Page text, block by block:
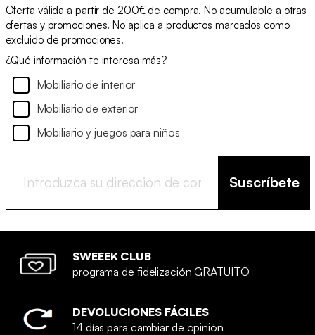
Oferta válida a partir de 200€ de compra. No acumulable a otras
ofertas y promociones. No aplica a productos marcados como
excluido de promociones.
¿Qué información te interesa más?
Mobiliario de interior
Mobiliario de exterior
Mobiliario y juegos para niños
Suscríbete
SWEEEK CLUB
programa de fidelización GRATUITO
DEVOLUCIONES FÁCILES
14 días para cambiar de opinión